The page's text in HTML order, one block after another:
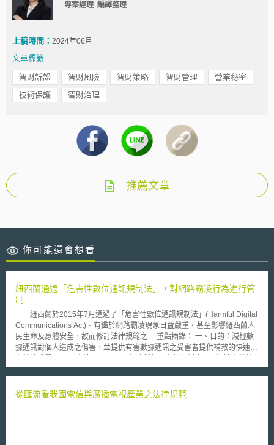
專案經理 編譯整理
上稿時間： 2024年06月
文章標籤
智財訴訟 智財風險 智財策略 智財管理
營業秘密
技術保護
智財治理
推薦文章
你可能還會想看
紐西蘭通過「危害性數位通訊規制法」，對網路霸凌行為進行管
制
紐西蘭於2015年7月通過了「危害性數位通訊規制法」(Harmful Digital
Communications Act)。有鑑於網路霸凌現象日益嚴重，甚至影響紐西蘭人
民生命及身體安全，故而修訂法律規範之。 重點摘錄： 一、目的：減輕數
據通訊對個人造成之傷害，並提供有害數據通訊之受害者提供補救的快速和
處理有害的數據通訊內容。 (二) 創建新的刑事犯罪，以應對最嚴重的有
適用範圍。 三、內容： (一) 授權法院得要求網路通訊協定地址提供者
從匯流看我國電信與廣播電視產業之法律規範